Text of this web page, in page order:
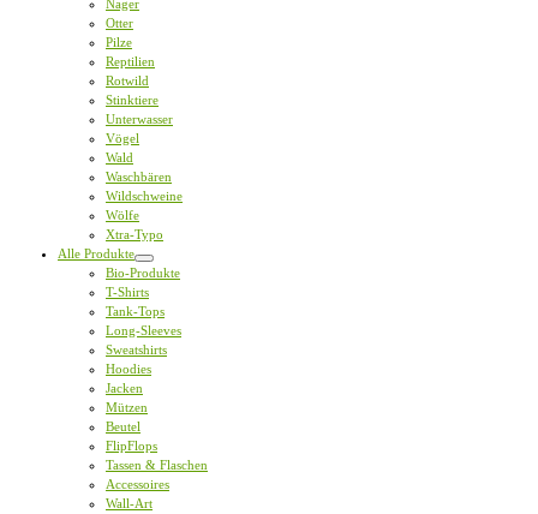
Nager
Otter
Pilze
Reptilien
Rotwild
Stinktiere
Unterwasser
Vögel
Wald
Waschbären
Wildschweine
Wölfe
Xtra-Typo
Alle Produkte
Bio-Produkte
T-Shirts
Tank-Tops
Long-Sleeves
Sweatshirts
Hoodies
Jacken
Mützen
Beutel
FlipFlops
Tassen & Flaschen
Accessoires
Wall-Art